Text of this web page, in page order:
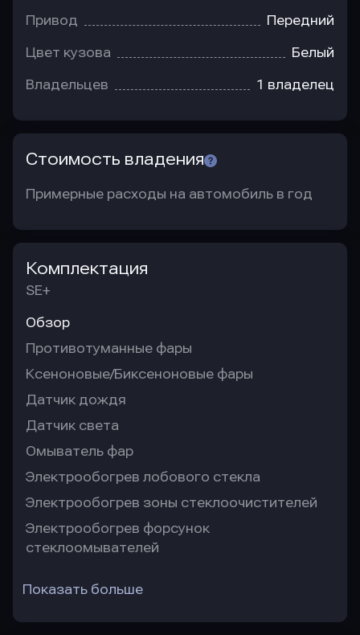
Привод Передний
Цвет кузова Белый
Владельцев 1 владелец
Стоимость владения
Примерные расходы на автомобиль в год
Комплектация
SE+
Обзор
Противотуманные фары
Ксеноновые/Биксеноновые фары
Датчик дождя
Датчик света
Омыватель фар
Электрообогрев лобового стекла
Электрообогрев зоны стеклоочистителей
Электрообогрев форсунок
стеклоомывателей
Показать больше